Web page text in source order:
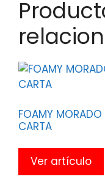
FOAMY MORADO
CARTA
Ver artículo